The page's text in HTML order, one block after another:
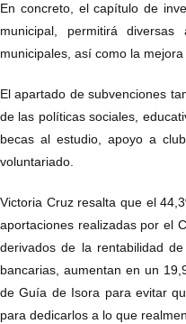
En concreto, el capítulo de
municipal, permitirá
municipales, así como la
El apartado de subvenciones
de las políticas sociales,
becas al estudio, apoyo a
voluntariado.
Victoria Cruz resalta que el
aportaciones realizadas por el
derivados de la rentabilidad
bancarias, aumentan en un
de Guía de Isora para evitar
para dedicarlos a lo que